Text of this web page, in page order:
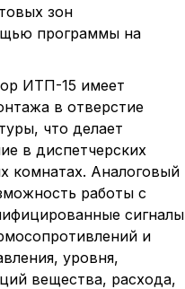
зон
программы на
ИТП-15 имеет
в отверстие
что делает
в диспетчерских
комнатах. Аналоговый
работы с
сигналы
и
уровня,
вещества, расхода,